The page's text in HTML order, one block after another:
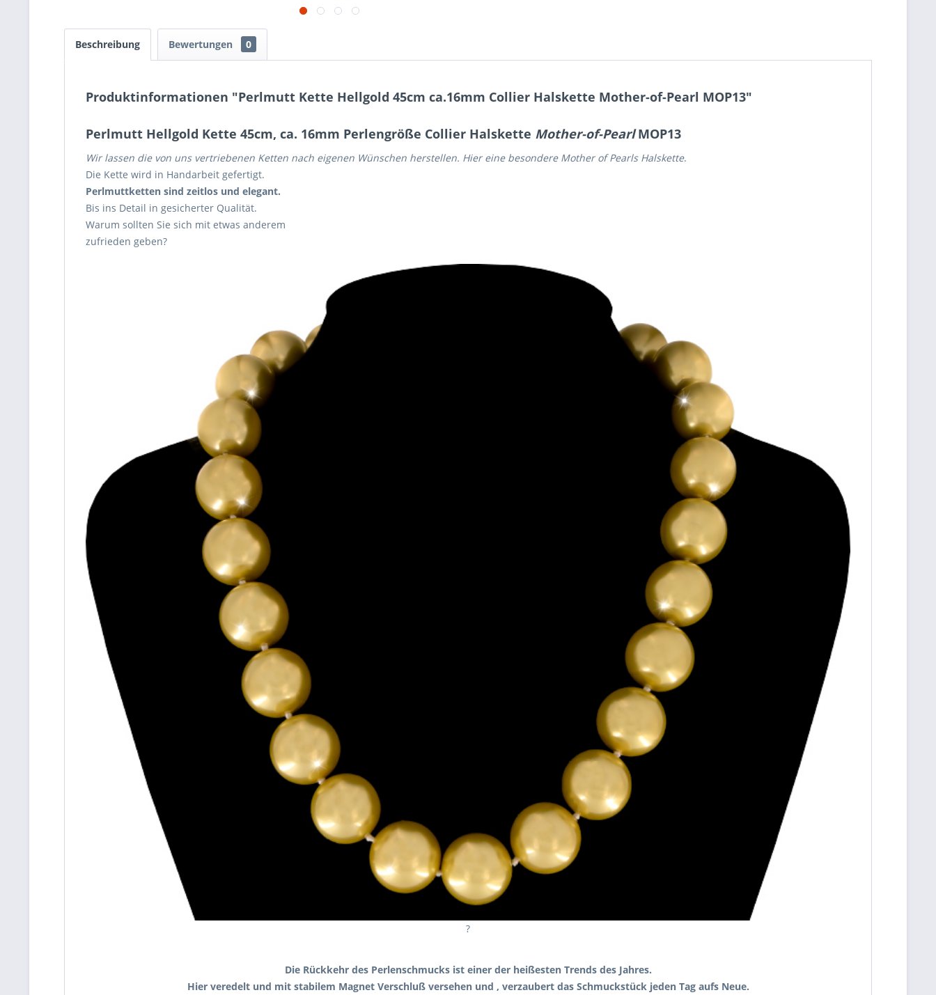
Beschreibung Bewertungen 0
Produktinformationen "Perlmutt Kette Hellgold 45cm ca.16mm Collier Halskette Mother-of-Pearl MOP13"
Perlmutt Hellgold Kette 45cm, ca. 16mm Perlengröße Collier Halskette Mother-of-PearlMOP13
Wir lassen die von uns vertriebenen Ketten nach eigenen Wünschen herstellen. Hier eine besondere Mother of Pearls Halskette.
Die Kette wird in Handarbeit gefertigt.
Perlmuttketten sind zeitlos und elegant.
Bis ins Detail in gesicherter Qualität.
Warum sollten Sie sich mit etwas anderem
zufrieden geben?
?
Die Rückkehr des Perlenschmucks ist einer der heißesten Trends des Jahres.
Hier veredelt und mit stabilem Magnet Verschluß versehen und , verzaubert das Schmuckstück jeden Tag aufs Neue.